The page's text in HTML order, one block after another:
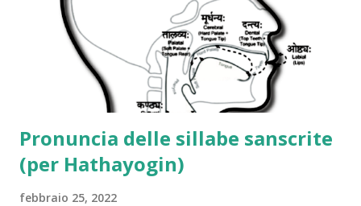
Pronuncia delle sillabe sanscrite
(per Hathayogin)
febbraio 25, 2022